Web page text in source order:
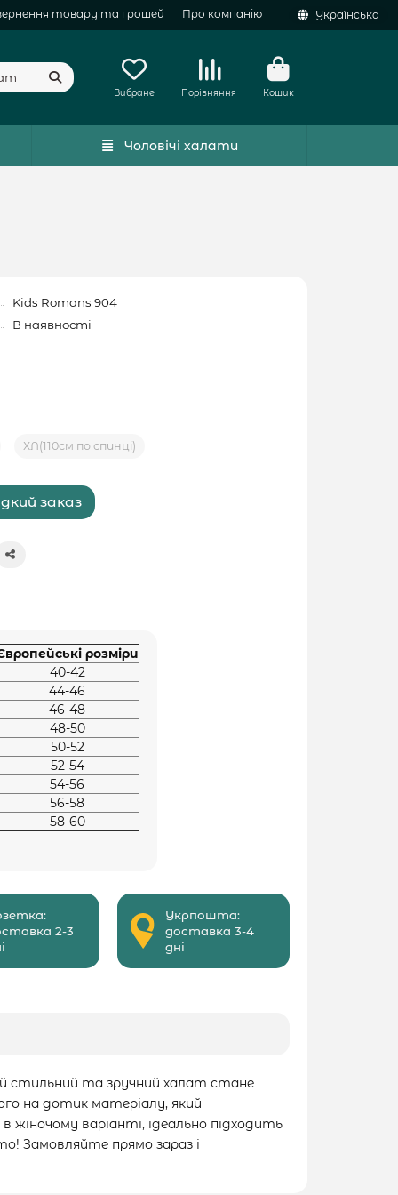
товару та грошей Про компанію Українська
Вибране Порівняння Кошик
Чоловічі халати
Kids Romans 904
В наявності
ХЛ(110см по спинці)
заказ
розміри
40-42
44-46
46-48
48-50
50-52
52-54
54-56
56-58
58-60
2-3
Укрпошта:
доставка 3-4
дні
стильний та зручний халат стане
на дотик матеріалу, який
жіночому варіанті, ідеально підходить
Замовляйте прямо зараз і